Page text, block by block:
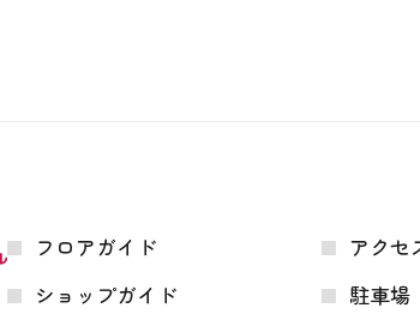
フロアガイド アクセ
ショップガイド
駐車場